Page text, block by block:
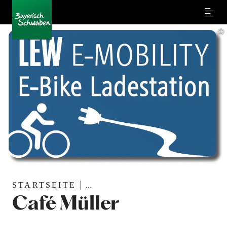
Menu
STARTSEITE ...
Café Müller
©